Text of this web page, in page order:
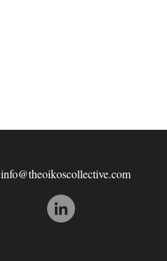
info@theoikoscollective.com